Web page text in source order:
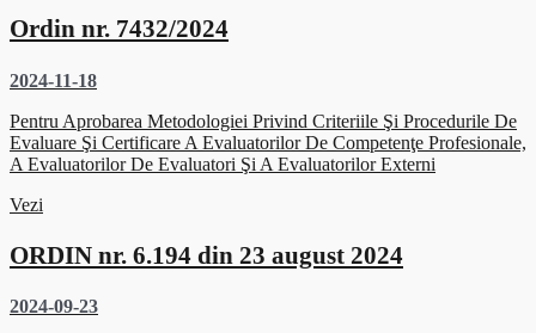
Ordin nr. 7432/2024
2024-11-18
Pentru Aprobarea Metodologiei Privind Criteriile Şi Procedurile De
Evaluare Şi Certificare A Evaluatorilor De Competenţe Profesionale,
A Evaluatorilor De Evaluatori Şi A Evaluatorilor Externi
Vezi
ORDIN nr. 6.194 din 23 august 2024
2024-09-23